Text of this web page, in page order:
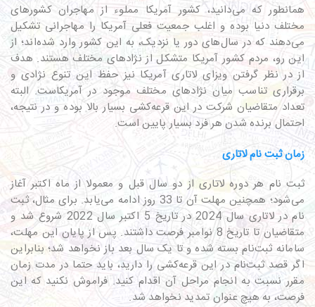
همانطور که می‌دانید، کشور آمریکا مملوء از مهاجران کشورهای
مختلف دنیا بوده و اغلب جمعیت فعلی آمریکا را مهاجرانی تشکیل
می‌دهند که در سال‌های دور یا نزدیک، به این کشور وارد شده‌اند؛ از
این رو، مردم کشور آمریکا متشکل از نژادهای مختلف هستند. هدف
از در نظر گرفتن ویزای لاتاری آمریکا نیز حفظ این تنوع نژادی و
برقراری تناسب میان نژادهای مختلف موجود در آمریکاست. البته
تعداد متقاضیان شرکت در این قرعه‌کشی بسیار بالا بوده و در نتیجه،
احتمال برنده شدن هر فرد بسیار پایین است.
زمان ثبت نام لاتاری
ثبت نام هر دوره لاتاری از دو سال قبل و معمولا از ماه اکتبر آغاز
می‌شود؛ همچنین مهلت آن تا 33 روز ادامه می‌یابد. برای مثال، ثبت
نام در لاتاری سال 2024 در تاریخ 5 اکتبر سال 2022 شروع شد و
متقاضیان تا تاریخ 8 نوامبر فرصت داشتند. پس از پایان این مهلت،
سامانه ثبت‌نام بسته شده و تا یک سال بعد باز نخواهد شد؛ بنابراین
اگر قصد ثبت‌نام در این قرعه‌کشی را دارید، باید حتما در مدت زمان
مقرر نسبت به انجام مراحل آن اقدام کنید. فراموش نکنید که این
فرصت، به هیچ عنوان تمدید نخواهد شد.